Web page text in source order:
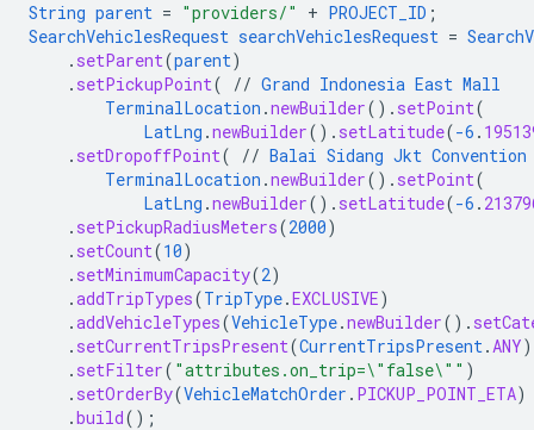
String parent = "providers/" + PROJECT_ID ;
SearchVehiclesRequest searchVehiclesRequest =
. setParent(parent)
. setPickupPoint( // Grand Indonesia East Mall
TerminalLocation .newBuilder() . setPoint(
LatLng .newBuilder() . setLatitude(-6 .
. setDropoffPoint( // Balai Sidang Jkt Convention
TerminalLocation .newBuilder() . setPoint(
LatLng .newBuilder() . setLatitude(-6 .
. setPickupRadiusMeters(2000)
. setCount(10)
. setMinimumCapacity(2)
.addTripTypes(TripType.EXCLUSIVE)
.addVehicleTypes(VehicleType.newBuilder() .
. setCurrentTripsPresent(CurrentTripsPresent.ANY)
. setFilter( "attributes.on_trip=\"false\"" )
. setOrderBy(VehicleMatchOrder . PICKUP_POINT_ETA)
.build();